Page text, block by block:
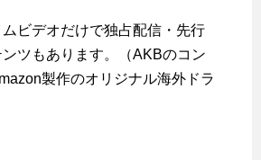
ビデオだけで独占配信・先行
ツもあります。（AKBのコン
製作のオリジナル海外ドラ